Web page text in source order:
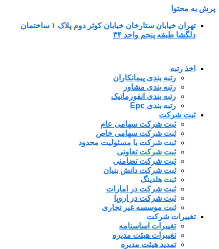
پرش به محتوا
تهران خیابان ستارخان خیابان کوثر دوم پلاک ۱ ساختمان
دلگشا طبقه پنجم واحد ۳۴
اخذ رتبه
رتبه بندی پیمانکاران
رتبه بندی مشاور
رتبه بندی انفورماتیک
رتبه بندی Epc
ثبت شرکت
ثبت شرکت سهامی عام
ثبت شرکت سهامی خاص
ثبت شرکت با مسئولیت محدود
ثبت شرکت تعاونی
ثبت شرکت تضامنی
ثبت شرکت دانش بنیان
ثبت هلدینگ
ثبت شرکت در امارات
ثبت شرکت در اروپا
ثبت موسسه غیر تجاری
تغییرات شرکت
تغییرات اساسنامه
تغییرات هیئت مدیره
تمدید هیئت مدیره